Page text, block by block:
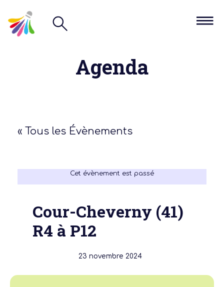
Agenda
« Tous les Évènements
Cet évènement est passé
Cour-Cheverny (41)
R4 à P12
23 novembre 2024